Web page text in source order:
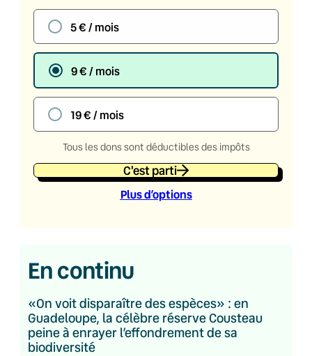
5 € / mois
9 € / mois
19 € / mois
Tous les dons sont déductibles des impôts
C'est parti
Plus d’options
En continu
«On voit disparaître des espèces» : en
Guadeloupe, la célèbre réserve Cousteau
peine à enrayer l’effondrement de sa
biodiversité